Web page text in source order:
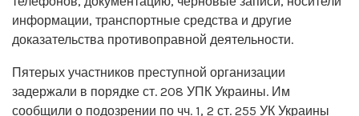
информации, транспортные средства и другие
доказательства противоправной деятельности.
Пятерых участников преступной организации
задержали в порядке ст. 208 УПК Украины. Им
сообщили о подозрении по чч. 1, 2 ст. 255 УК Украины